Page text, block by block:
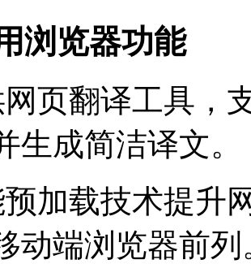
浏览器功能
页翻译工具，
生成简洁译文。
加载技术提升
动端浏览器前列